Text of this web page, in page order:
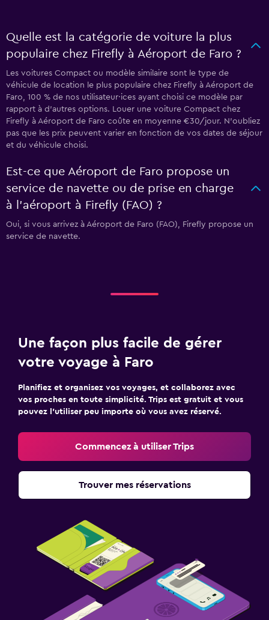
Quelle est la catégorie de voiture la plus
populaire chez Firefly à Aéroport de Faro ?
Les voitures Compact ou modèle similaire sont le type de
véhicule de location le plus populaire chez Firefly à Aéroport de
Faro, 100 % de nos utilisateur·ices ayant choisi ce modèle par
rapport à d’autres options. Louer une voiture Compact chez
Firefly à Aéroport de Faro coûte en moyenne €30/jour. N'oubliez
pas que les prix peuvent varier en fonction de vos dates de séjour
et du véhicule choisi.
Est-ce que Aéroport de Faro propose un
service de navette ou de prise en charge
à l’aéroport à Firefly (FAO) ?
Oui, si vous arrivez à Aéroport de Faro (FAO), Firefly propose un
service de navette.
Une façon plus facile de gérer
votre voyage à Faro
Planifiez et organisez vos voyages, et collaborez avec
vos proches en toute simplicité. Trips est gratuit et vous
pouvez l’utiliser peu importe où vous avez réservé.
Commencez à utiliser Trips
Trouver mes réservations